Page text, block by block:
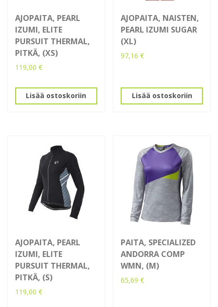
AJOPAITA, PEARL
IZUMI, ELITE
PURSUIT THERMAL,
PITKÄ, (XS)
119,00 €
Lisää ostoskoriin
AJOPAITA, NAISTEN,
PEARL IZUMI SUGAR
(XL)
97,16€
Lisää ostoskoriin
AJOPAITA, PEARL
IZUMI, ELITE
PURSUIT THERMAL,
PITKÄ, (S)
119,00 €
PAITA, SPECIALIZED
ANDORRA COMP
WMN, (M)
65,69€